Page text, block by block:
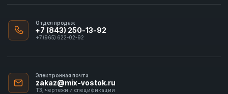
Отдел продаж
+7 (843) 250-13-92
+7 (965) 622-02-92
Электронная почта
zakaz@mix-vostok.ru
ТЗ, чертежи и спецификации